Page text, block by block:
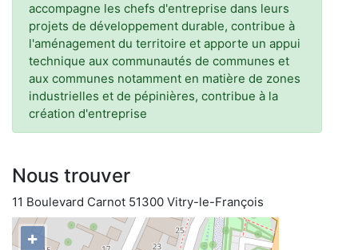
accompagne les chefs d'entreprise dans leurs
projets de développement durable, contribue à
l'aménagement du territoire et apporte un appui
technique aux communautés de communes et
aux communes notamment en matière de zones
industrielles et de pépinières, contribue à la
création d'entreprise
Nous trouver
11 Boulevard Carnot 51300 Vitry-le-François
+